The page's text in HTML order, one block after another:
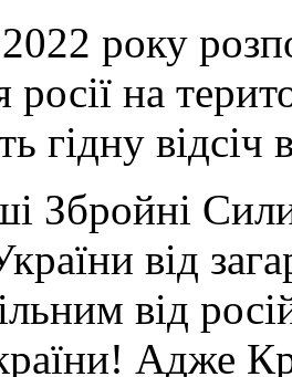
року
росії на
гідну відсіч
Збройні Сили
від
від
Адже